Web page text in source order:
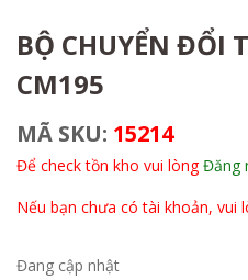
BỘ CHUYỂN ĐỔI
CM195
MÃ SKU: 15214
Để check tồn kho vui lòngĐăng
Nếu bạn chưa có tài khoản, vui
Đang cập nhật